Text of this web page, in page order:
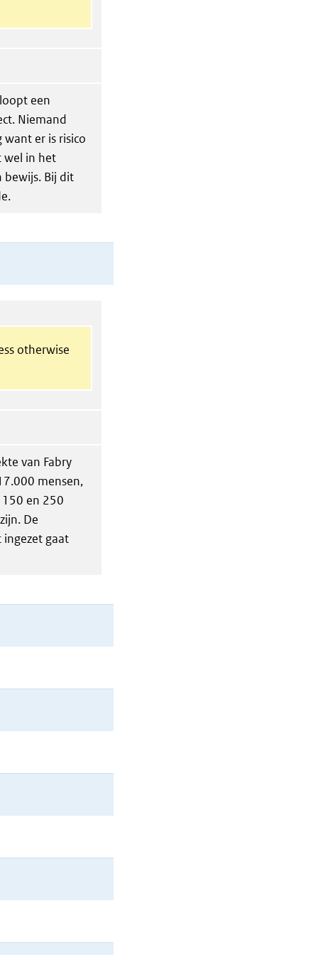
een
Niemand
er is risico
wel in het
bewijs. Bij dit
otherwise
van Fabry
mensen,
en 250
De
gaat